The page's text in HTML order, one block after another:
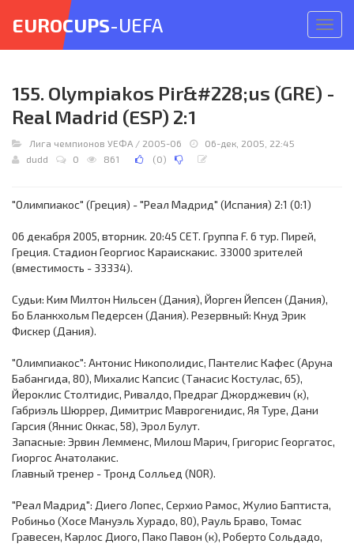
меню
EUROCUPS-UEFA
155. Olympiakos Pir&#228;us (GRE) -
Real Madrid (ESP) 2:1
Лига чемпионов УЕФА / 2005-06
06-дек, 2005, 22:45
dudd
0 861 (0)
"Олимпиакос" (Греция) - "Реал Мадрид" (Испания) 2:1 (0:1)
06 декабря 2005, вторник. 20:45 CET. Группа F. 6 тур. Пирей,
Греция. Стадион Георгиос Караискакис. 33000 зрителей
(вместимость - 33334).
Судьи: Ким Милтон Нильсен (Дания), Йорген Йепсен (Дания),
Бо Бланкхольм Педерсен (Дания). Резервный: Кнуд Эрик
Фискер (Дания).
"Олимпиакос": Антонис Никополидис, Пантелис Кафес (Аруна
Бабангида, 80), Михалис Капсис (Танасис Костулас, 65),
Йероклис Столтидис, Ривалдо, Предраг Джорджевич (к),
Габриэль Шюррер, Димитрис Маврогенидис, Яя Туре, Дани
Гарсия (Яннис Оккас, 58), Эрол Булут.
Запасные: Эрвин Лемменс, Милош Марич, Григорис Георгатос,
Гиоргос Анатолакис.
Главный тренер - Тронд Солльед (NOR).
"Реал Мадрид": Диего Лопес, Серхио Рамос, Жулио Баптиста,
Робиньо (Хосе Мануэль Хурадо, 80), Рауль Браво, Томас
Гравесен, Карлос Диого, Пако Павон (к), Роберто Сольдадо,